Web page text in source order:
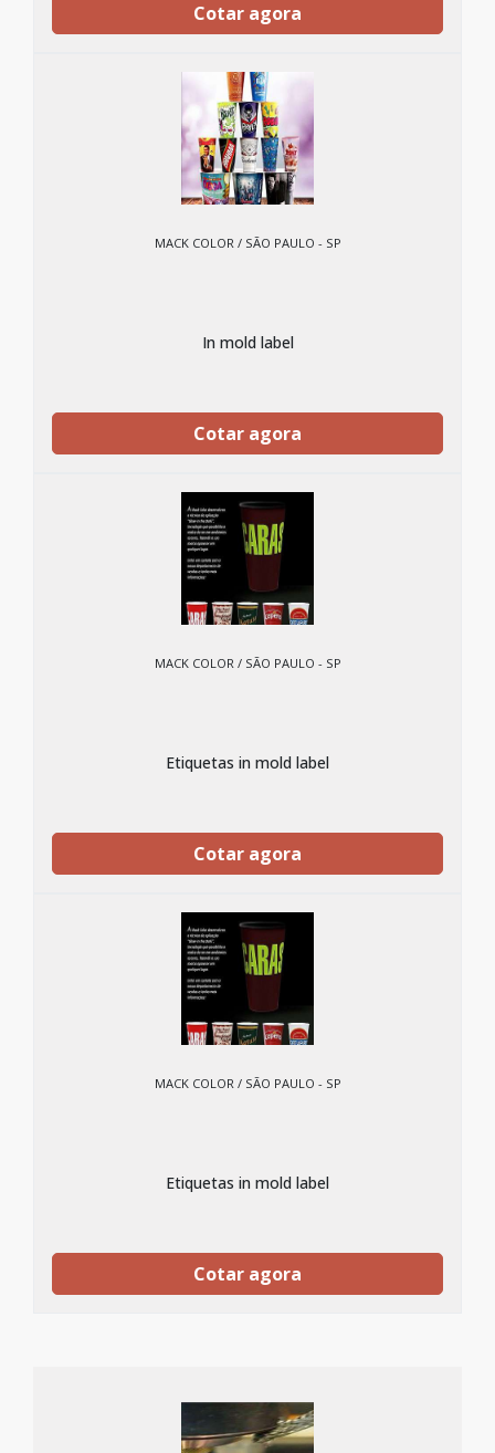
Cotar agora
MACK COLOR / SÃO PAULO - SP
In mold label
Cotar agora
MACK COLOR / SÃO PAULO - SP
Etiquetas in mold label
Cotar agora
MACK COLOR / SÃO PAULO - SP
Etiquetas in mold label
Cotar agora